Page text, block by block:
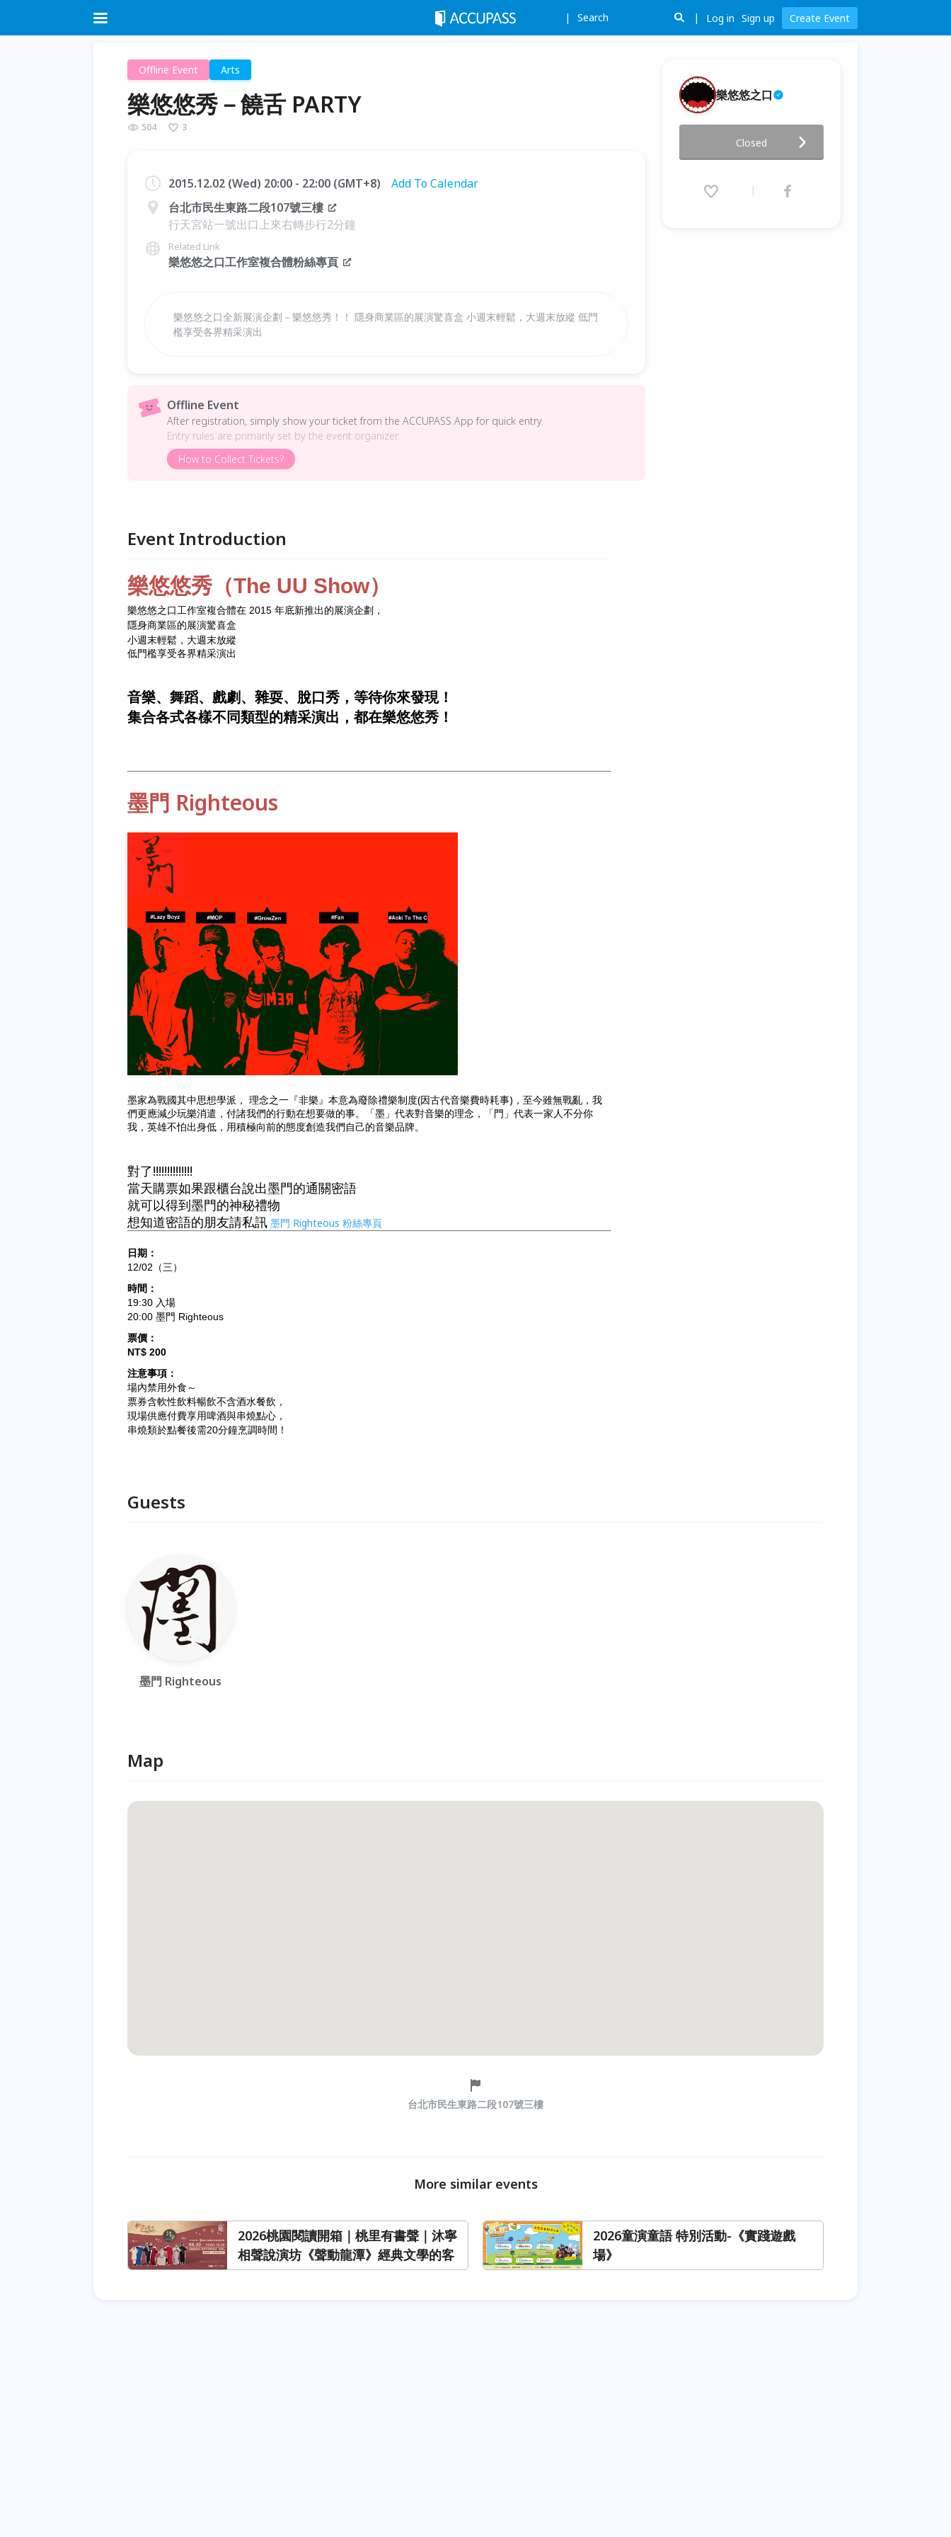
Search Log in Sign up Create Event
Offline Event Arts
樂悠悠秀－饒舌 PARTY
504 3
2015.12.02 (Wed) 20:00 - 22:00 (GMT+8)
Add To Calendar
台北市民生東路二段107號三樓
行天宮站一號出口上來右轉步行2分鐘
Related Link
樂悠悠之口工作室複合體粉絲專頁
樂悠悠之口全新展演企劃－樂悠悠秀！！ 隱身商業區的展演驚喜盒 小週末輕鬆，大週末放縱 低門
檻享受各界精采演出
Offline Event
After registration, simply show your ticket from the ACCUPASS App for quick entry.
Entry rules are primarily set by the event organizer.
How to Collect Tickets?
Event Introduction
樂悠悠秀（The UU Show）
樂悠悠之口工作室複合體在 2015 年底新推出的展演企劃，
隱身商業區的展演驚喜盒
小週末輕鬆，大週末放縱
低門檻享受各界精采演出
音樂、舞蹈、戲劇、雜耍、脫口秀，等待你來發現！
集合各式各樣不同類型的精采演出，都在樂悠悠秀！
墨門 Righteous
墨家為戰國其中思想學派， 理念之一『非樂』本意為廢除禮樂制度(因古代音樂費時耗事)，至今雖無戰亂，我
們更應減少玩樂消遣，付諸我們的行動在想要做的事。「墨」代表對音樂的理念，「門」代表一家人不分你
我，英雄不怕出身低，用積極向前的態度創造我們自己的音樂品牌。
對了!!!!!!!!!!!!!!
當天購票如果跟櫃台說出墨門的通關密語
就可以得到墨門的神秘禮物
想知道密語的朋友請私訊 墨門 Righteous 粉絲專頁
日期：
12/02（三）
時間：
19:30 入場
20:00 墨門 Righteous
票價：
NT$ 200
注意事項：
場內禁用外食～
票券含軟性飲料暢飲不含酒水餐飲，
現場供應付費享用啤酒與串燒點心，
串燒類於點餐後需20分鐘烹調時間！
樂悠悠之口
2015.12.02 (Wed) 20:00 - 22:00
(GMT+8)
Closed
Guests
墨門 Righteous
Map
台北市民生東路二段107號三樓
More similar events
2026桃園閱讀開箱｜桃里有書聲｜沐寧
相聲說演坊《聲動龍潭》經典文學的客
語「變聲」
2026童演童語 特別活動-《實踐遊戲
場》